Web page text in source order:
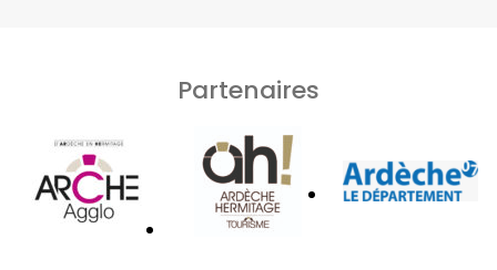
Partenaires